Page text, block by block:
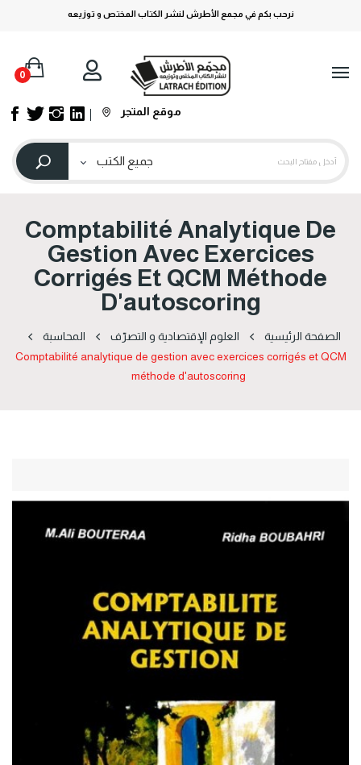
نرحب بكم في مجمع الأطرش لنشر الكتاب المختص و توزيعه
0
موقع المتجر
Comptabilité Analytique De
Gestion Avec Exercices
Corrigés Et QCM Méthode
D'autoscoring
الصفحة الرئيسية العلوم الإقتصادیة و التصرّف
المحاسبة
Comptabilité analytique de gestion avec exercices corrigés et QCM
méthode d'autoscoring